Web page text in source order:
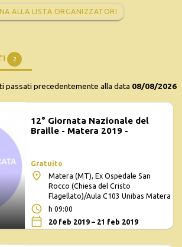
ALLA LISTA ORGANIZZATORI
2
passati precedentemente alla data 08/08/2026
12° Giornata Nazionale del
Braille - Matera 2019 -
Gratuito
Matera (MT), Ex Ospedale San
Rocco (Chiesa del Cristo
Flagellato)/Aula C103 Unibas Matera
h 09:00
20 feb 2019 – 21 feb 2019